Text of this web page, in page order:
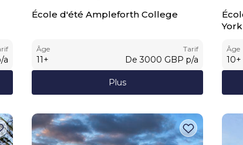
a
École d'été Ampleforth College
Âge
11+
Tarif
De 3000 GBP p/a
Plus
York
Âge
10+